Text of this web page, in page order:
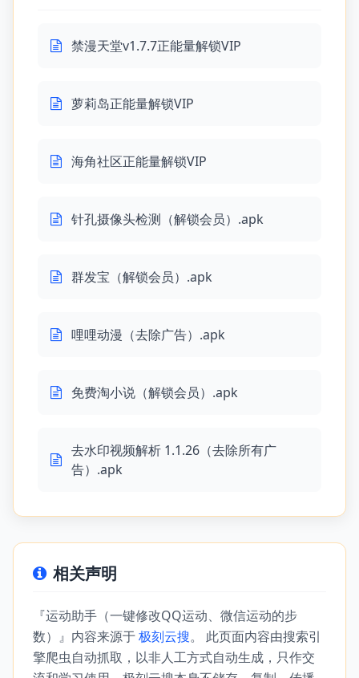
禁漫天堂v1.7.7正能量解锁VIP
萝莉岛正能量解锁VIP
海角社区正能量解锁VIP
针孔摄像头检测（解锁会员）.apk
群发宝（解锁会员）.apk
哩哩动漫（去除广告）.apk
免费淘小说（解锁会员）.apk
去水印视频解析 1.1.26（去除所有广
告）.apk
相关声明
『运动助手（一键修改QQ运动、微信运动的步
数）』内容来源于极刻云搜。 此页面内容由搜索引
擎爬虫自动抓取，以非人工方式自动生成，只作交